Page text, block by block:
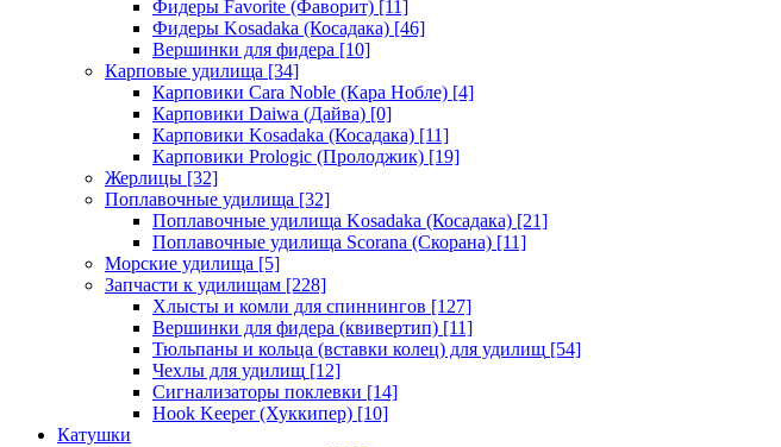
Фидеры Favorite (Фаворит) [11]
Фидеры Kosadaka (Косадака) [46]
Вершинки для фидера [10]
Карповые удилища [34]
Карповики Cara Noble (Кара Нобле) [4]
Карповики Daiwa (Дайва) [0]
Карповики Kosadaka (Косадака) [11]
Карповики Prologic (Пролоджик) [19]
Жерлицы [32]
Поплавочные удилища [32]
Поплавочные удилища Kosadaka (Косадака) [21]
Поплавочные удилища Scorana (Скорана) [11]
Морские удилища [5]
Запчасти к удилищам [228]
Хлысты и комли для спиннингов [127]
Вершинки для фидера (квивертип) [11]
Тюльпаны и кольца (вставки колец) для удилищ [54]
Чехлы для удилищ [12]
Сигнализаторы поклевки [14]
Hook Keeper (Хуккипер) [10]
Катушки